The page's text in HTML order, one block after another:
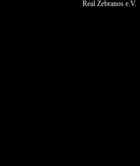
Real Zebranos e.V.